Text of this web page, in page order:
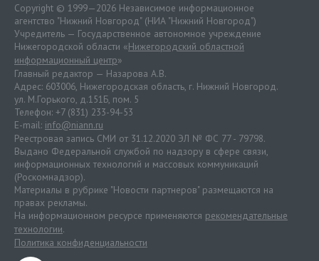
Copyright © 1999—2026 Независимое информационное
агентство "Нижний Новгород" (НИА "Нижний Новгород")
Учредитель — Государственное автономное учреждение
Нижегородской области «Нижегородский областной
информационный центр»
Главный редактор — Назарова А.В.
Адрес: 603006, Нижегородская область, г. Нижний Новгород.
ул. М.Горького, д.151Б, пом. 5
Телефон: +7 (831) 233-94-53
E-mail: info@niann.ru
Реестровая запись СМИ от 31.12.2020 ЭЛ № ФС 77 - 79798.
Выдано Федеральной службой по надзору в сфере связи,
информационных технологий и массовых коммуникаций
(Роскомнадзор).
Материалы в рубрике "Новости партнеров" размещаются на
правах рекламы.
На информационном ресурсе применяются рекомендательные
технологии.
Политика конфиденциальности